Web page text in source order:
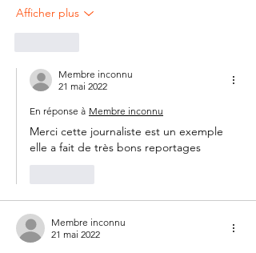
Afficher plus
Membre inconnu
21 mai 2022
En réponse à Membre inconnu
Merci cette journaliste est un exemple
elle a fait de très bons reportages
Membre inconnu
21 mai 2022